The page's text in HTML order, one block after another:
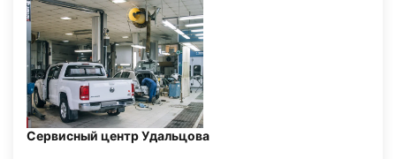
Сервисный центр Удальцова